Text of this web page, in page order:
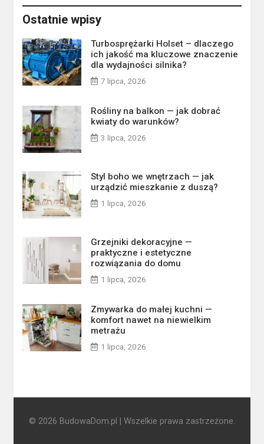
Ostatnie wpisy
Turbosprężarki Holset – dlaczego
ich jakość ma kluczowe znaczenie
dla wydajności silnika?
7 lipca, 2026
Rośliny na balkon — jak dobrać
kwiaty do warunków?
3 lipca, 2026
Styl boho we wnętrzach — jak
urządzić mieszkanie z duszą?
1 lipca, 2026
Grzejniki dekoracyjne —
praktyczne i estetyczne
rozwiązania do domu
1 lipca, 2026
Zmywarka do małej kuchni —
komfort nawet na niewielkim
metrażu
1 lipca, 2026
© 2026 BudowaDom.pl | Wszelkie prawa zastrzeżone.